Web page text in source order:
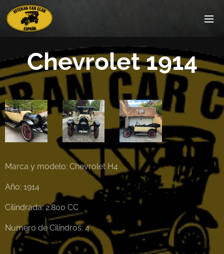
Chevrolet 1914
Marca y modelo: Chevrolet H4
Año: 1914
Cilindrada: 2.800 CC
Numero de Cilindros: 4